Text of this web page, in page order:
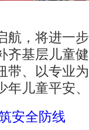
，将进一步
齐基层儿童
带、以专业
年儿童平安
安全防线